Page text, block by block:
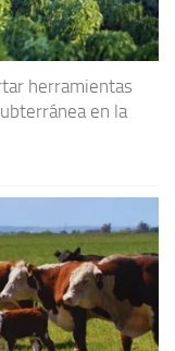
herramientas
en la